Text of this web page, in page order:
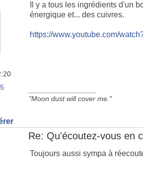
Il y a tous les ingrédients d'un
énergique et... des cuivres.
https://www.youtube.com/
"Moon dust will cover me."
Re: Qu'écoutez-vous en
Toujours aussi sympa à